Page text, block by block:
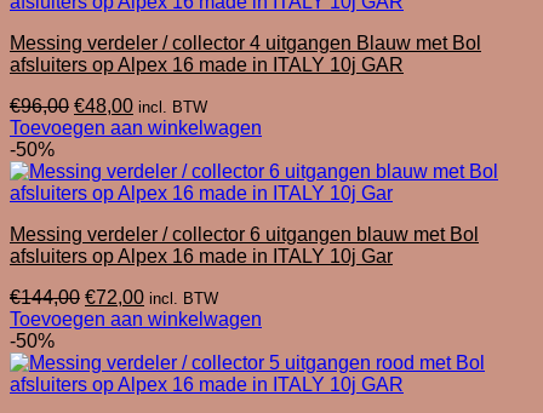
Messing verdeler / collector 4 uitgangen Blauw met Bol
afsluiters op Alpex 16 made in ITALY 10j GAR
€96,00 Oorspronkelijke
prijs
€96,00.
€48,00Huidige
prijs
€48,00.
incl. BTW
Toevoegen aan winkelwagen
-50%
Messing verdeler / collector 6 uitgangen blauw met Bol
afsluiters op Alpex 16 made in ITALY 10j Gar
€144,00 Oorspronkelijke
prijs
€144,00.
€72,00Huidige
prijs
€72,00.
incl. BTW
Toevoegen aan winkelwagen
-50%